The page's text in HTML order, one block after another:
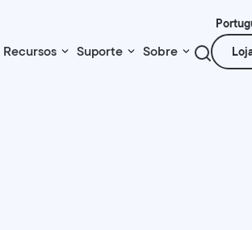
Recursos Suporte Sobre